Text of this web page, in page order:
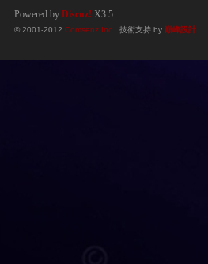
Powered by Discuz! X3.5
© 2001-2012 Comsenz Inc. . 技術支持 by 巔峰設計